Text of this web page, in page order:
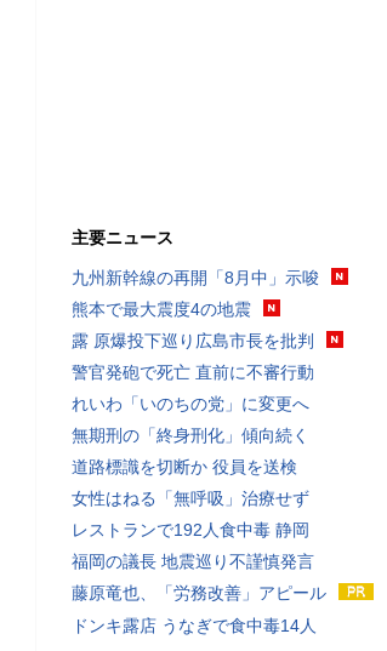
主要ニュース
九州新幹線の再開「8月中」示唆
熊本で最大震度4の地震
露 原爆投下巡り広島市長を批判
警官発砲で死亡 直前に不審行動
れいわ「いのちの党」に変更へ
無期刑の「終身刑化」傾向続く
道路標識を切断か 役員を送検
女性はねる「無呼吸」治療せず
レストランで192人食中毒 静岡
福岡の議長 地震巡り不謹慎発言
藤原竜也、「労務改善」アピール
ドンキ露店 うなぎで食中毒14人